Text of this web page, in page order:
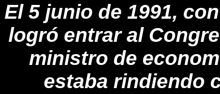
El 5 junio de 1991,
logró entrar al
ministro de
estaba rindiendo